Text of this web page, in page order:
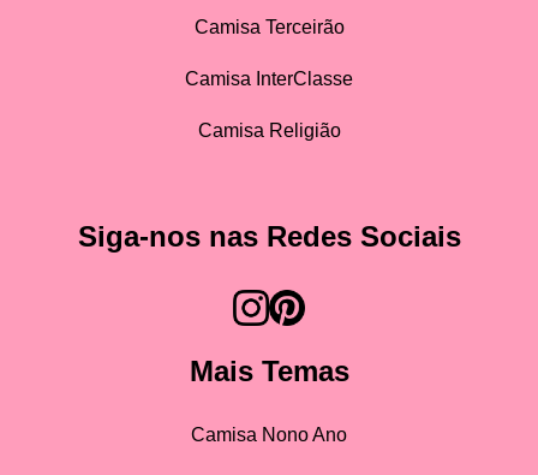
Camisa Terceirão
Camisa InterClasse
Camisa Religião
Siga-nos nas Redes Sociais
Mais Temas
Camisa Nono Ano